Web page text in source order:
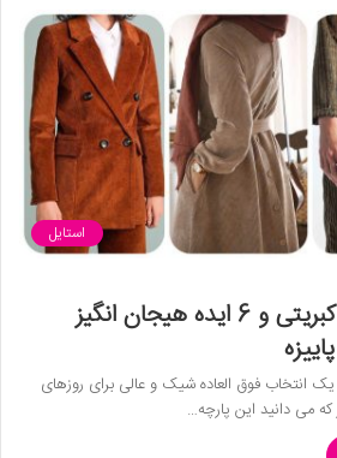
استایل
پارچه مخمل کبریتی و 6 ایده هیجان انگیز
انتخاب فوق العاده شیک و عالی برای روزهای
می دانید این پارچه…